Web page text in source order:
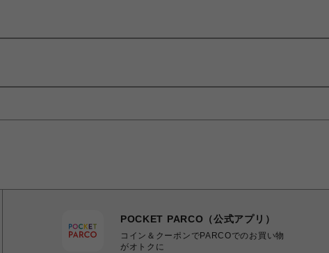
POCKET PARCO（公式アプリ）
コイン＆クーポンでPARCOでのお買い物
がオトクに